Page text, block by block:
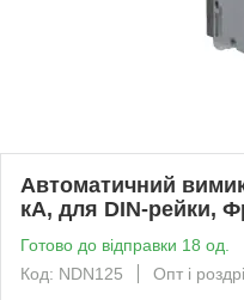
Автоматичний
кА, для DIN-рейки,
Готово до відправки 18 од.
Код: NDN125
Опт і